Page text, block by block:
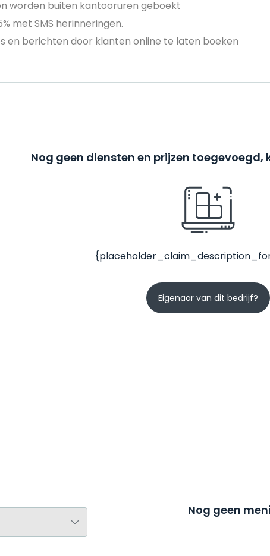
worden buiten kantooruren geboekt
met SMS herinneringen.
en berichten door klanten online te laten boeken
Nog geen diensten en prijzen
Eigenaar van dit bedrijf?
Nog geen